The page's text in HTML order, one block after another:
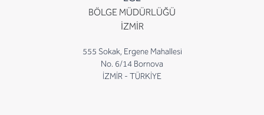
BÖLGE MÜDÜRLÜĞÜ
İZMİR
555 Sokak, Ergene Mahallesi
No. 6/14 Bornova
İZMİR - TÜRKİYE